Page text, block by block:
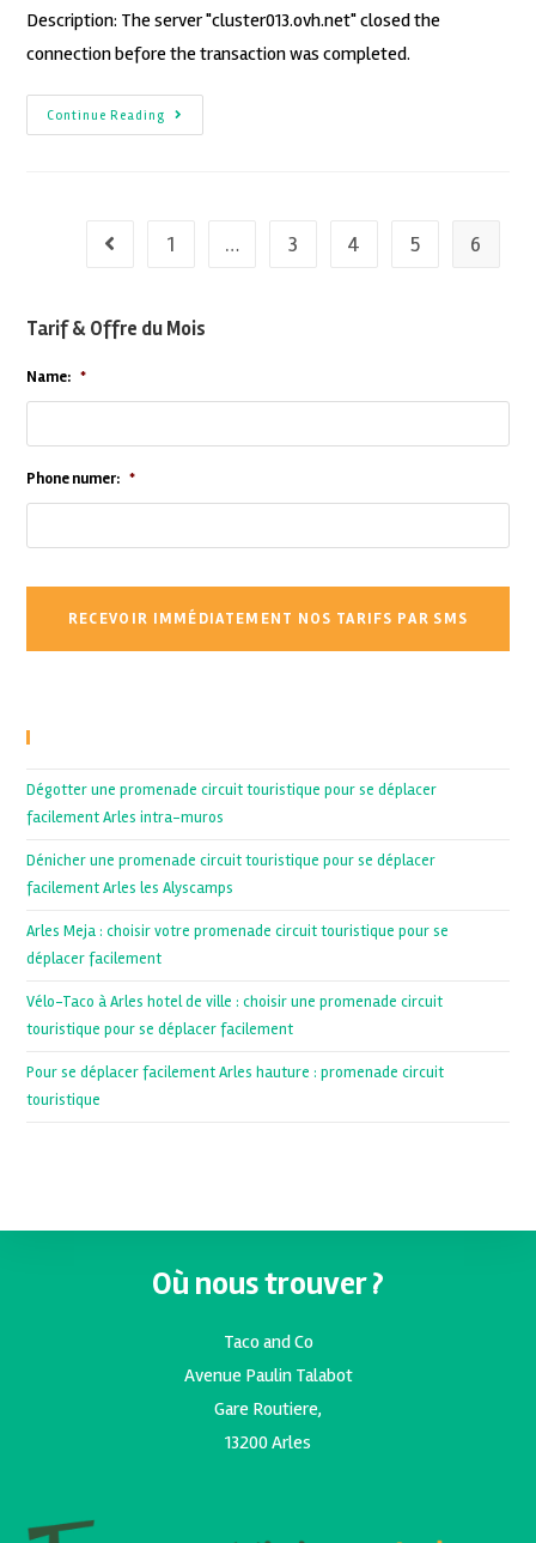
Description: The server "cluster013.ovh.net" closed the
connection before the transaction was completed.
Continue Reading
1 … 3 4 5 6
Tarif & Offre du Mois
Name: *
Phone numer: *
Dégotter une promenade circuit touristique pour se déplacer
facilement Arles intra-muros
Dénicher une promenade circuit touristique pour se déplacer
facilement Arles les Alyscamps
Arles Meja : choisir votre promenade circuit touristique pour se
déplacer facilement
Vélo-Taco à Arles hotel de ville : choisir une promenade circuit
touristique pour se déplacer facilement
Pour se déplacer facilement Arles hauture : promenade circuit
touristique
Où nous trouver ?
Taco and Co
Avenue Paulin Talabot
Gare Routiere,
13200 Arles